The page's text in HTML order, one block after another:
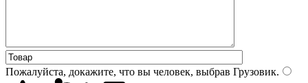
Пожалуйста, докажите, что вы человек, выбрав Грузовик.